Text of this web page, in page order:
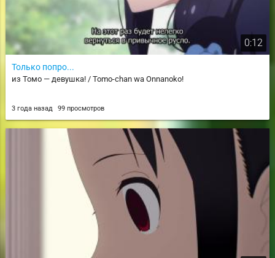
0:12
Только попро...
из Томо — девушка! / Tomo-chan wa Onnanoko!
3 года назад 99 просмотров